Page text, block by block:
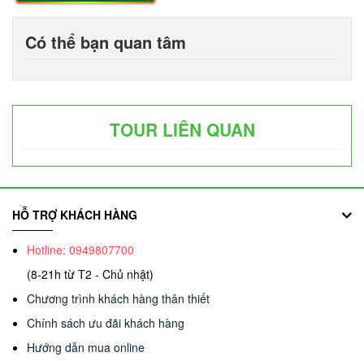
Có thể bạn quan tâm
TOUR LIÊN QUAN
HỖ TRỢ KHÁCH HÀNG
Hotline: 0949807700
(8-21h từ T2 - Chủ nhật)
Chương trình khách hàng thân thiết
Chính sách ưu đãi khách hàng
Hướng dẫn mua online